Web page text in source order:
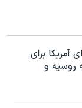
آمریکا برای
روسیه و